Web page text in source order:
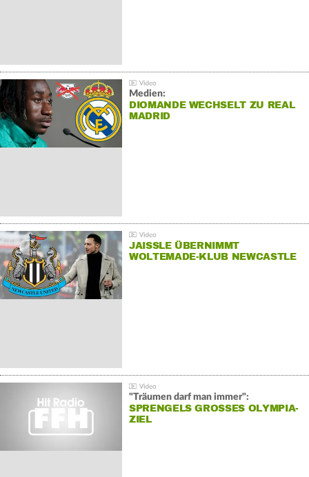
Medien:
DIOMANDE WECHSELT ZU REAL
MADRID
JAISSLE ÜBERNIMMT
WOLTEMADE-KLUB NEWCASTLE
"Träumen darf man immer":
SPRENGELS GROSSES OLYMPIA-Z
IEL